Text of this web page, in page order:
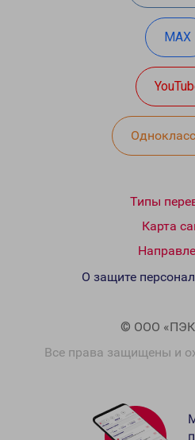
MAX
Типы
Карта
© ООО
Все права защищены и
О защите